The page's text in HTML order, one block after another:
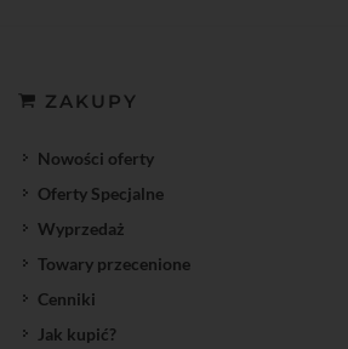
ZAKUPY
Nowości oferty
Oferty Specjalne
Wyprzedaż
Towary przecenione
Cenniki
Jak kupić?